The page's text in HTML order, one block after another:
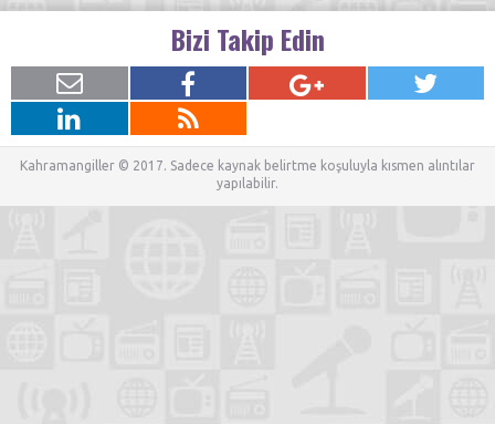
Bizi Takip Edin
Kahramangiller © 2017. Sadece kaynak belirtme koşuluyla kısmen alıntılar
yapılabilir.